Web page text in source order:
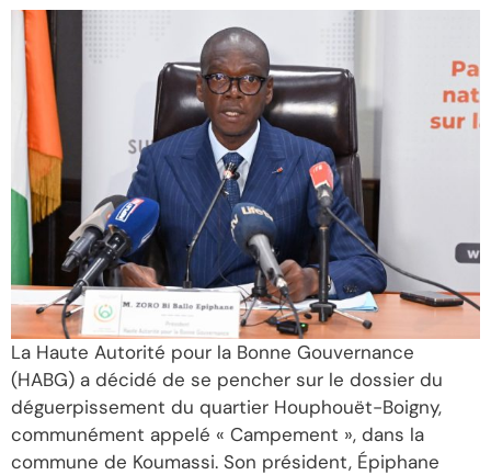
La Haute Autorité pour la Bonne Gouvernance
(HABG) a décidé de se pencher sur le dossier du
déguerpissement du quartier Houphouët-Boigny,
communément appelé « Campement », dans la
commune de Koumassi. Son président, Épiphane